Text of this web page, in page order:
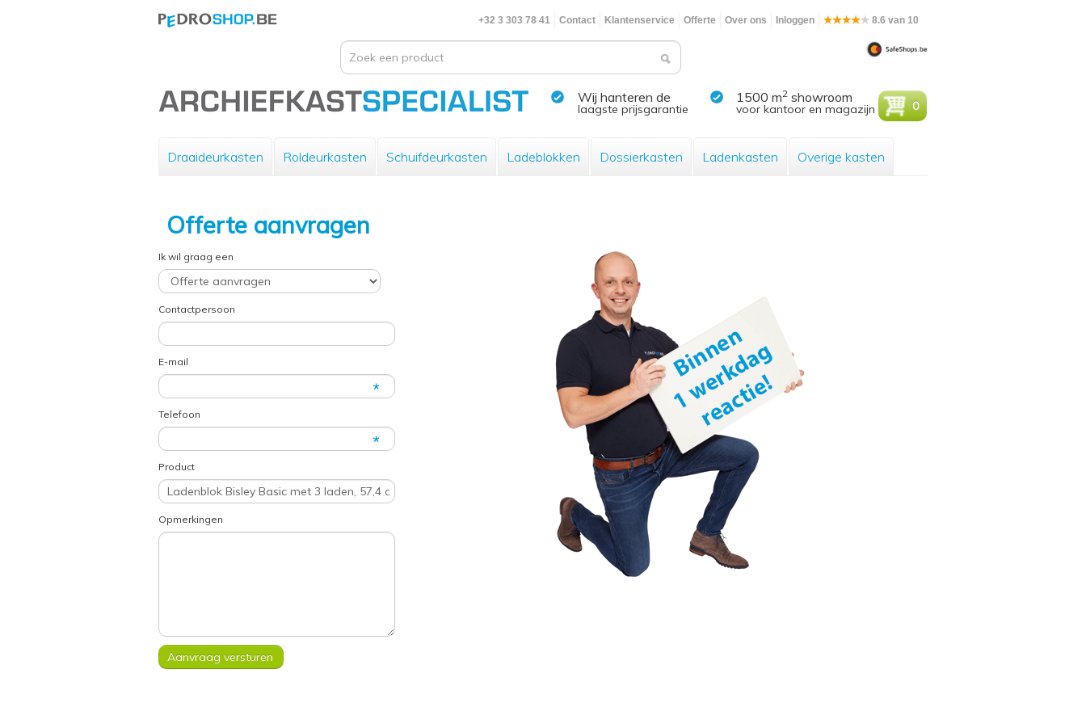
+32 3 303 78 41 Contact Klantenservice Offerte Over ons Inloggen 8.6 van 10
Wij hanteren de
laagste prijsgarantie
1500 m2 showroom
voor kantoor en magazijn 0
Draaideurkasten Roldeurkasten Schuifdeurkasten Ladeblokken Dossierkasten Ladenkasten Overige kasten
Offerte aanvragen
Ik wil graag een
Contactpersoon
E-mail
Telefoon
Product
Opmerkingen